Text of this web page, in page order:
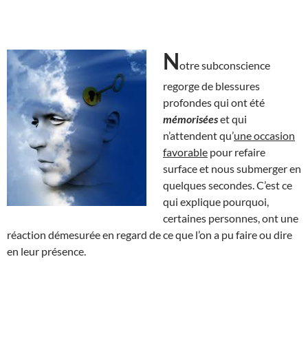
Notre subconscience
regorge de blessures
profondes qui ont été
mémoriséeset qui
n’attendent qu’une occasion
favorable pour refaire
surface et nous submerger en
quelques secondes. C’est ce
qui explique pourquoi,
certaines personnes, ont une
réaction démesurée en regard de ce que l’on a pu faire ou dire
en leur présence.